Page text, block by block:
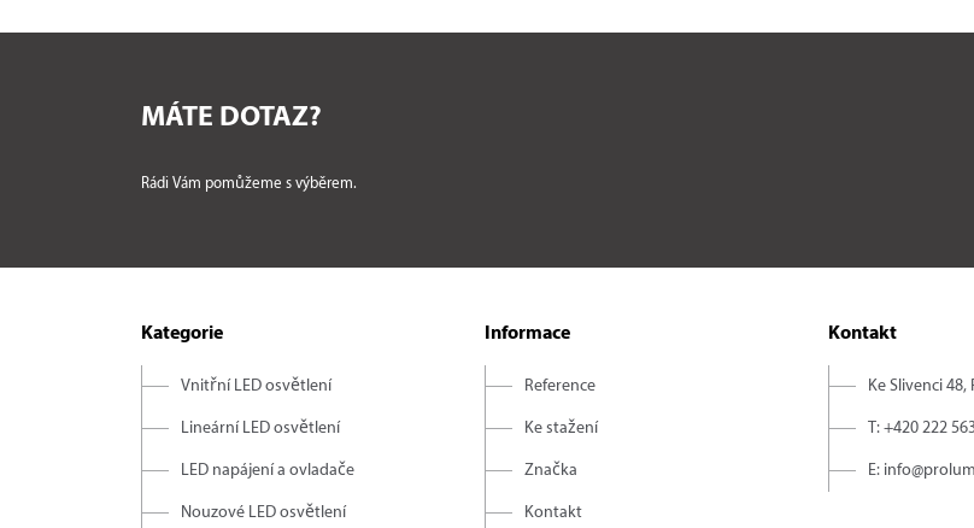
MÁTE DOTAZ?
Rádi Vám pomůžeme s výběrem.
Kategorie
Vnitřní LED osvětlení
Lineární LED osvětlení
LED napájení a ovladače
Nouzové LED osvětlení
Informace
Reference
Ke stažení
Značka
Kontakt
Kontakt
Ke Slivenci
T: +420 222
E: